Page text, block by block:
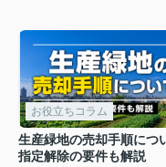
お役立ちコラム
生産緑地の売却手順につ
指定解除の要件も解説